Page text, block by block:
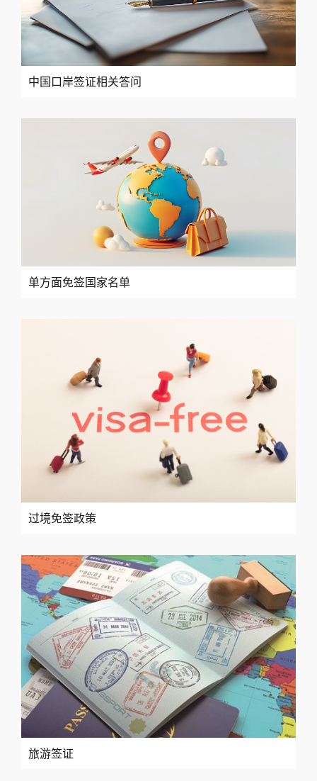
中国口岸签证相关答问
单方面免签国家名单
过境免签政策
旅游签证